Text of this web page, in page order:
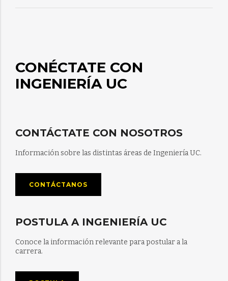
CONÉCTATE CON
INGENIERÍA UC
CONTÁCTATE CON NOSOTROS
Información sobre las distintas áreas de Ingeniería UC.
CONTÁCTANOS
POSTULA A INGENIERÍA UC
Conoce la información relevante para postular a la
carrera.